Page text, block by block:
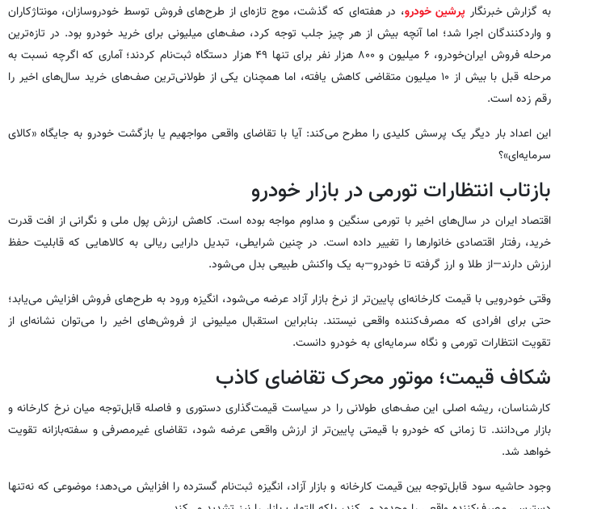
به گزارش خبرنگار پرشین خودرو، در هفته‌ای که گذشت، موج تازه‌ای از طرح‌های فروش توسط خودروسازان، مونتاژکاران
و واردکنندگان اجرا شد؛ اما آنچه بیش از هر چیز جلب توجه کرد، صف‌های میلیونی برای خرید خودرو بود. در تازه‌ترین
مرحله فروش ایران‌خودرو، ۶ میلیون و ۸۰۰ هزار نفر برای تنها ۴۹ هزار دستگاه ثبت‌نام کردند؛ آماری که اگرچه نسبت به
مرحله قبل با بیش از ۱۰ میلیون متقاضی کاهش یافته، اما همچنان یکی از طولانی‌ترین صف‌های خرید سال‌های اخیر را
رقم زده است.
این اعداد بار دیگر یک پرسش کلیدی را مطرح می‌کند: آیا با تقاضای واقعی مواجهیم یا بازگشت خودرو به جایگاه «کالای
سرمایه‌ای»؟
بازتاب انتظارات تورمی در بازار خودرو
اقتصاد ایران در سال‌های اخیر با تورمی سنگین و مداوم مواجه بوده است. کاهش ارزش پول ملی و نگرانی از افت قدرت
خرید، رفتار اقتصادی خانوارها را تغییر داده است. در چنین شرایطی، تبدیل دارایی ریالی به کالاهایی که قابلیت حفظ
ارزش دارند—از طلا و ارز گرفته تا خودرو—به یک واکنش طبیعی بدل می‌شود.
وقتی خودرویی با قیمت کارخانه‌ای پایین‌تر از نرخ بازار آزاد عرضه می‌شود، انگیزه ورود به طرح‌های فروش افزایش می‌یابد؛
حتی برای افرادی که مصرف‌کننده واقعی نیستند. بنابراین استقبال میلیونی از فروش‌های اخیر را می‌توان نشانه‌ای از
تقویت انتظارات تورمی و نگاه سرمایه‌ای به خودرو دانست.
شکاف قیمت؛ موتور محرک تقاضای کاذب
کارشناسان، ریشه اصلی این صف‌های طولانی را در سیاست قیمت‌گذاری دستوری و فاصله قابل‌توجه میان نرخ کارخانه و
بازار می‌دانند. تا زمانی که خودرو با قیمتی پایین‌تر از ارزش واقعی عرضه شود، تقاضای غیرمصرفی و سفته‌بازانه تقویت
خواهد شد.
وجود حاشیه سود قابل‌توجه بین قیمت کارخانه و بازار آزاد، انگیزه ثبت‌نام گسترده را افزایش می‌دهد؛ موضوعی که نه‌تنها